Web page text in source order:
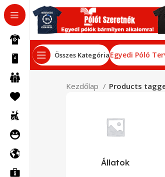
Összes KategóriaEgyedi Póló
Kezdőlap Products
Állatok